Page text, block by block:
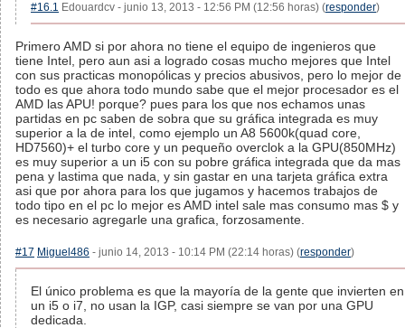
#16.1 Edouardcv - junio 13, 2013 - 12:56 PM (12:56 horas) (responder)
Primero AMD si por ahora no tiene el equipo de ingenieros que
tiene Intel, pero aun asi a logrado cosas mucho mejores que Intel
con sus practicas monopólicas y precios abusivos, pero lo mejor de
todo es que ahora todo mundo sabe que el mejor procesador es el
AMD las APU! porque? pues para los que nos echamos unas
partidas en pc saben de sobra que su gráfica integrada es muy
superior a la de intel, como ejemplo un A8 5600k(quad core,
HD7560)+ el turbo core y un pequeño overclok a la GPU(850MHz)
es muy superior a un i5 con su pobre gráfica integrada que da mas
pena y lastima que nada, y sin gastar en una tarjeta gráfica extra
asi que por ahora para los que jugamos y hacemos trabajos de
todo tipo en el pc lo mejor es AMD intel sale mas consumo mas $ y
es necesario agregarle una grafica, forzosamente.
#17 Miguel486 - junio 14, 2013 - 10:14 PM (22:14 horas) (responder)
El único problema es que la mayoría de la gente que invierten en
un i5 o i7, no usan la IGP, casi siempre se van por una GPU
dedicada.